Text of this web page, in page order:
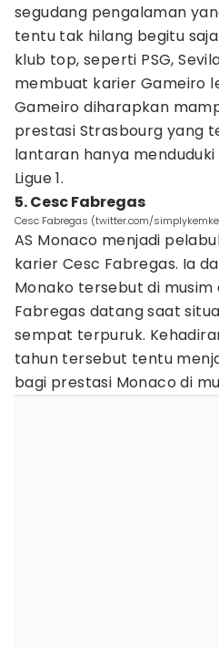
segudang pengalaman
tentu tak hilang begitu
klub top, seperti PSG,
membuat karier Gameiro
Gameiro diharapkan
prestasi Strasbourg yang
lantaran hanya
Ligue 1.
5. Cesc Fabregas
Cesc Fabregas (twitter.com/
AS Monaco menjadi
karier Cesc Fabregas. Ia
Monako tersebut di musim
Fabregas datang saat
sempat terpuruk.
tahun tersebut tentu
bagi prestasi Monaco di